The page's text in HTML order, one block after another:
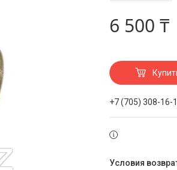
6 500 ₸
+7 (705) 308-16-